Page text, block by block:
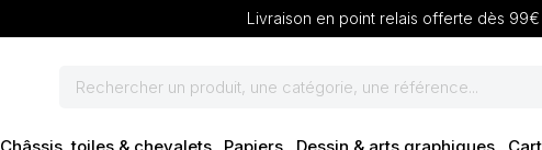
Livraison en point relais offerte dès